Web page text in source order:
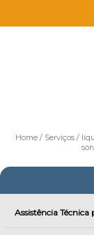
Home Serviços
Assistência